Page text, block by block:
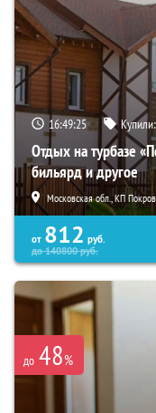
16:49:23 Купили:
Отдых на турбазе
бильярд и другое
Московская обл., КП
от 812 руб.
до140800руб.
до 48%